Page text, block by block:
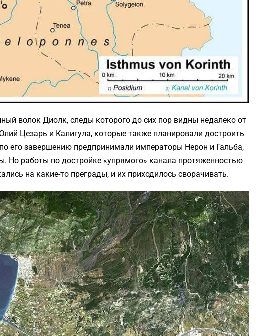
волок Диолк, следы которого до сих пор видны недалеко от
Цезарь и Калигула, которые также планировали достроить
его завершению предпринимали императоры Нерон и Гальба,
Но работы по достройке «упрямого» канала протяженностью
на какие-то преграды, и их приходилось сворачивать.